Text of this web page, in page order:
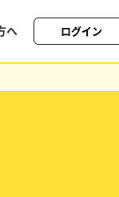
へ ログイン